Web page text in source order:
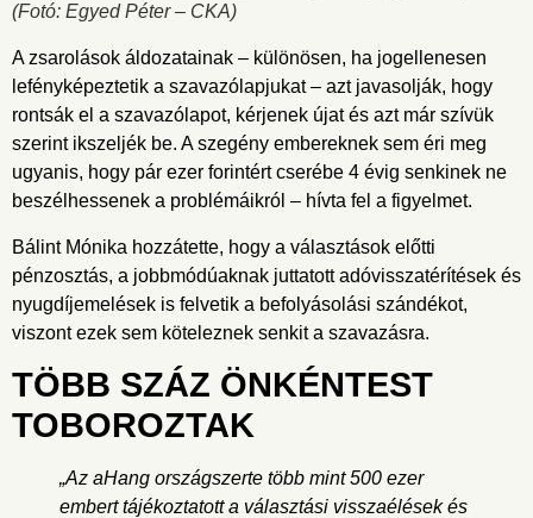
(Fotó: Egyed Péter – CKA)
A zsarolások áldozatainak – különösen, ha jogellenesen
lefényképeztetik a szavazólapjukat – azt javasolják, hogy
rontsák el a szavazólapot, kérjenek újat és azt már szívük
szerint ikszeljék be. A szegény embereknek sem éri meg
ugyanis, hogy pár ezer forintért cserébe 4 évig senkinek ne
beszélhessenek a problémáikról – hívta fel a figyelmet.
Bálint Mónika hozzátette, hogy a választások előtti
pénzosztás, a jobbmódúaknak juttatott adóvisszatérítések és
nyugdíjemelések is felvetik a befolyásolási szándékot,
viszont ezek sem köteleznek senkit a szavazásra.
TÖBB SZÁZ ÖNKÉNTEST
TOBOROZTAK
„Az aHang országszerte több mint 500 ezer
embert tájékoztatott a választási visszaélések és